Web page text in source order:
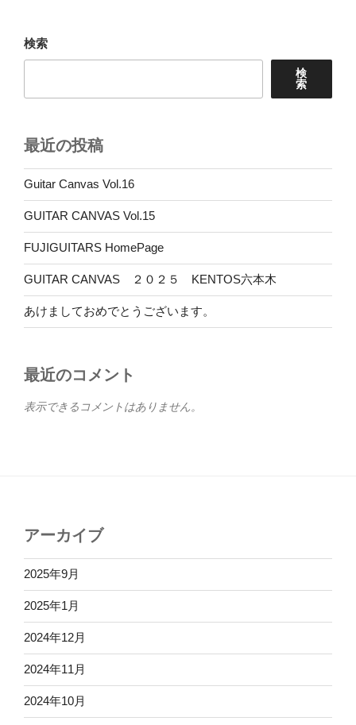
検索
検
索
最近の投稿
Guitar Canvas Vol.16
GUITAR CANVAS Vol.15
FUJIGUITARS HomePage
GUITAR CANVAS ２０２５ KENTOS六本木
あけましておめでとうございます。
最近のコメント
表示できるコメントはありません。
アーカイブ
2025年9月
2025年1月
2024年12月
2024年11月
2024年10月